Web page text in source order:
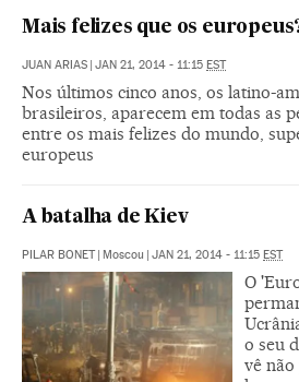
Mais felizes que os
JUAN ARIAS | JAN 21, 2014 - 11:15 EST
Nos últimos cinco anos, os latino-
brasileiros, aparecem em todas as
entre os mais felizes do mundo,
europeus
A batalha de Kiev
PILAR BONET | Moscou | JAN 21, 2014 - 11:15 EST
O
o seu
vê